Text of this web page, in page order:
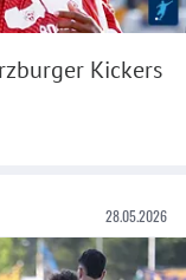
Kickers
28.05.2026